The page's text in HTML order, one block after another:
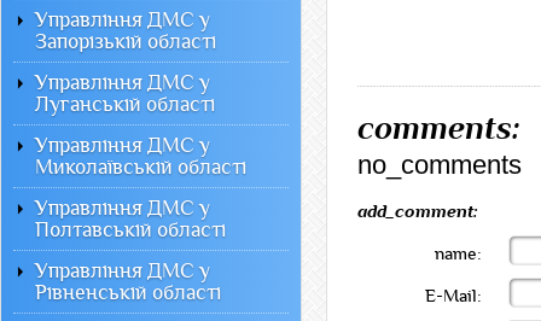
comments:
no_comments
add_comment:
name:
E-Mail:
Управління ДМС у
Запорізькій області
Управління ДМС у
Луганській області
Управління ДМС у
Миколаївській області
Управління ДМС у
Полтавській області
Управління ДМС у
Рівненській області